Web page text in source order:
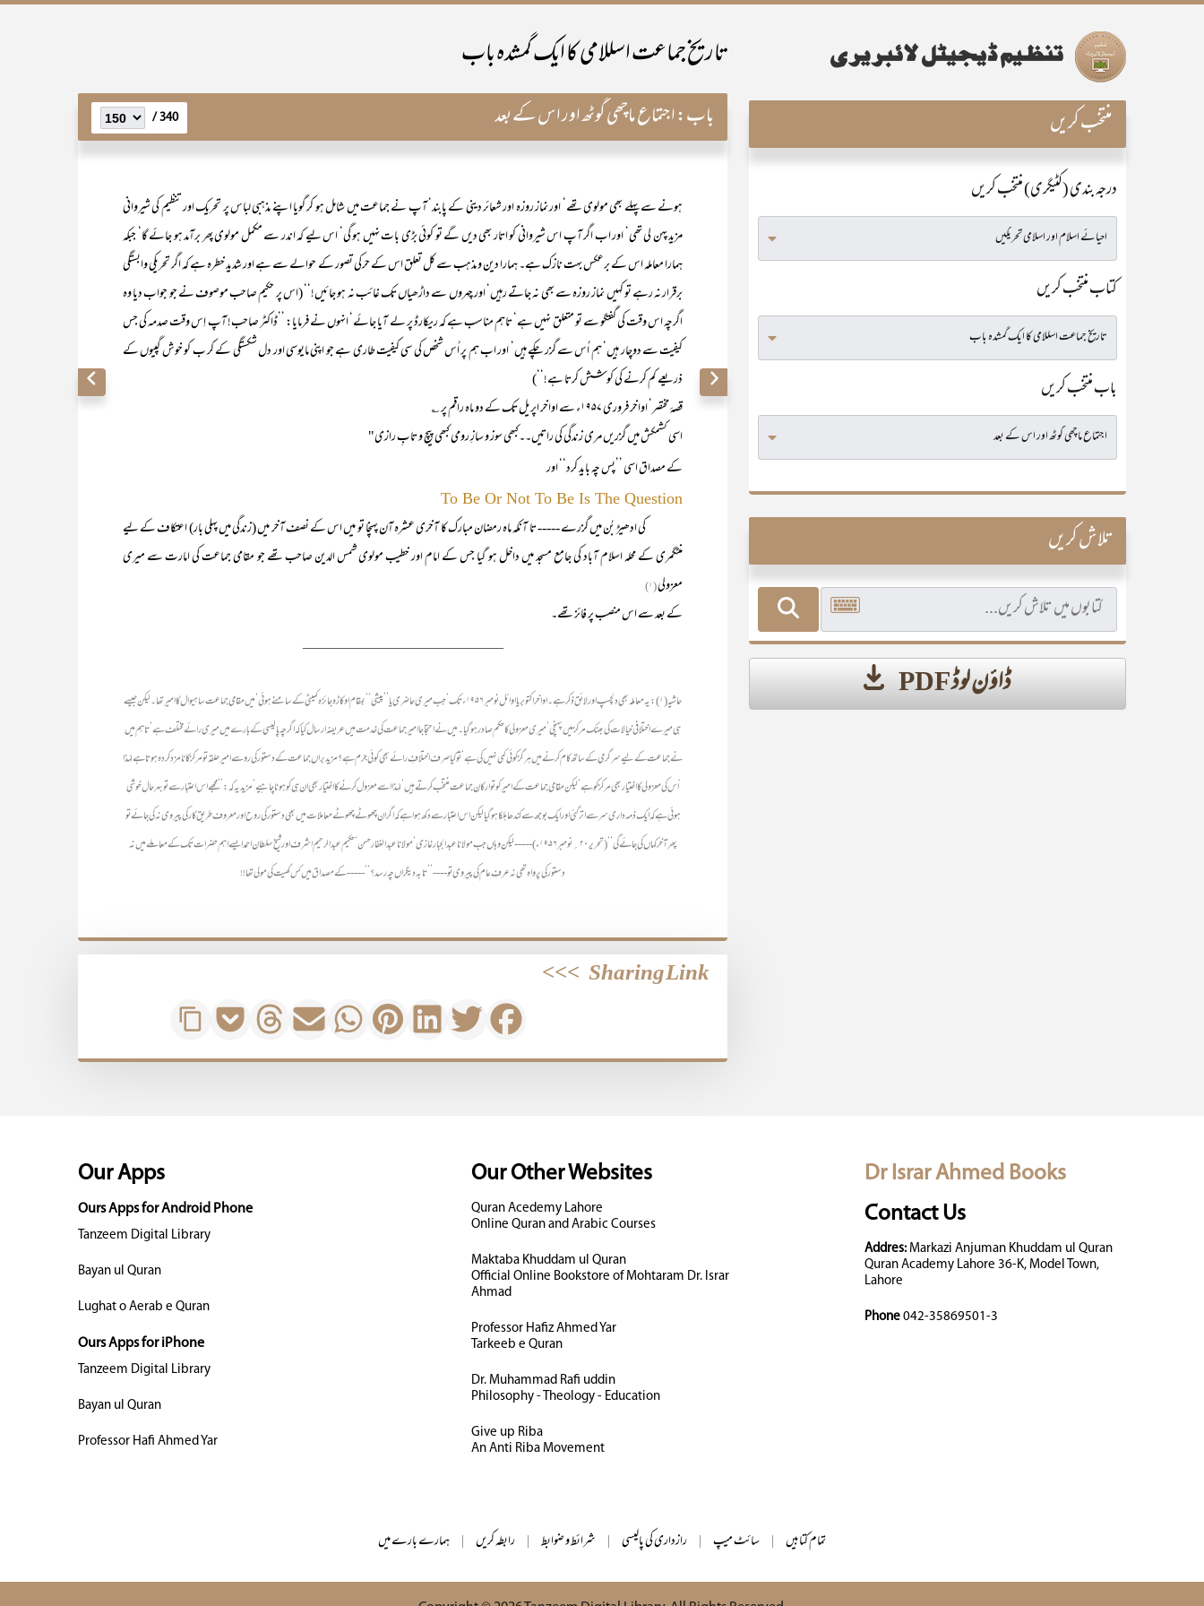
تاریخ جماعت اسللامی کا ایک گمشدہ باب
باب:اجتماع ماچھی گوٹھ اور اس کے بعد 340 /
ہونے سے پہلے بھی مولوی تھے‘ اور نماز روزہ اور شعائر دینی کے پابند‘ آپ نے جماعت میں شامل ہو کر گویا اپنے مذہبی لباس پر تحریک اور تنظیم کی شیروانی
مزید پہن لی تھی‘ اور اب اگر آپ اس شیروانی کو اتار بھی دیں گے تو کوئی بڑی بات نہیں ہو گی‘ اس لیے کہ اندر سے مکمل مولوی پھر برآمد ہو جائے گا‘ جبکہ
ہمارا معاملہ اس کے برعکس بہت نازک ہے۔ ہمارا دین و مذہب سے کل تعلق اس کے حرکی تصور کے حوالے سے ہے اور شدید خطرہ ہے کہ اگر تحریکی وابستگی
برقرار نہ رہے تو کہیں نماز روزہ سے بھی نہ جاتے رہیں‘ اور چہروں سے داڑھیاں تک غائب نہ ہو جائیں!‘‘ (اس پر حکیم صاحب موصوف نے جو جواب دیا وہ
اگرچہ اس وقت کی گفتگو سے تو متعلق نہیں ہے‘ تاہم مناسب ہے کہ ریکارڈ پر لے آیا جائے‘ انہوں نے فرمایا: ’’ڈاکٹر صاحب! آپ اِس وقت صدمہ کی جس
کیفیت سے دوچار ہیں‘ ہم اُس سے گزر چکے ہیں‘ اور اب ہم پر اُس شخص کی سی کیفیت طاری ہے جو اپنی مایوسی اور دل شکستگی کے کر ب کو خوش گپیوں کے
ذریعے کم کرنے کی کوشش کرتا ہے!‘‘)
قصۂ مختصر‘ اواخر فروری ۱۹۵۷ء سے اواخر اپریل تک کے دو ماہ راقم پر ؎
اسی کشمکش میں گزریں مری زندگی کی راتیں۔۔کبھی سوز و سازِ رومی کبھی پیچ و تابِ رازی"
کے مصداق اسی ’’پس چہ باید کرد‘‘ اور
To Be Or Not To Be Is The Question
کی ادھیڑ بُن میں گزرے ----- تا آنکہ ماہ رمضان مبارک کا آخری عشرہ آن پہنچا تو میں اس کے نصف آخر میں (زندگی میں پہلی بار) اعتکاف کے لیے
منٹگمری کے محلہ اسلام آباد کی جامع مسجد میں داخل ہو گیا جس کے امام اور خطیب مولوی شمس الدین صاحب تھے جو مقامی جماعت کی امارت سے میری
معزولی(۱)
کے بعد سے اس منصب پر فائز تھے۔
____________________________
حاشیہ (۱): یہ معاملہ بھی دلچسپ اور لائق ذکر ہے۔ اواخر اکتوبر یا اوائل نومبر ۱۹۵۶ء تک‘ جب میری حاضری یا ’’پیشی‘‘ بمقام اوکاڑہ جائزہ کمیٹی کے سامنے ہوئی‘ میں مقامی جماعت ساہیوال کا امیر تھا۔ لیکن جیسے
ہی میرے اختلافی خیالات کی بھنک مرکز میں پہنچی‘ میری معزولی کا حکم صادر ہو گیا۔ میں نے احتجاجا امیر جماعت کی خدمت میں عریضہ ارسال کیا کہ اگرچہ پالیسی کے بارے میں میری رائے مختلف ہے‘ تاہم میں
نے جماعت کے لیے سرگرمی کے ساتھ کام کرنے میں ہرگز کوئی کمی نہیں کی ہے‘ تو کیا صرف اختلافِ رائے بھی کوئی جرم ہے؟ مزید براں جماعت کے دستور کی روسے امیر حلقہ تو مرکز کا نامزد کردہ ہوتا ہے لہٰذا
اُس کی معزولی کا اختیار بھی مرکز کو ہے‘ لیکن مقامی جماعت کے امیر کو تو ارکان جماعت منتخب کرتے ہیں‘ لہٰذا اسے معزول کرنے کا اختیار بھی ان ہی کو ہونا چاہیے‘ مزید یہ کہ: ’’مجھے اس اعتبار سے تو بہر حال خوشی
ہوئی ہے کہ ایک ذمہ داری سر سے اتر گئی اور ایک بوجھ سے کندھا ہلکا ہو گیا لیکن اس اعتبار سے دکھ ہوا ہے کہ اگر ان چھوٹے چھوٹے معاملات میں بھی دستور کی روح اور معروف طریق کار کی پیروی نہ کی جائے تو
پھر آخر کہاں کی جائے گی‘‘ (تحریر ۲۰؍ نومبر ۱۹۵۶ء) ----- لیکن وہاں جب مولانا عبد الجبار غازی‘ مولانا عبد الغفار حسن‘ حکیم عبد الرحیم اشرف اور شیخ سلطان احمد ایسے اہم حضرات تک کے معاملے میں نہ
دستور کی پرواہ تھی نہ عرفِ عام کی پیروی تو -- -- ’’تابہ دیگراں چہ رسد؟‘‘ ----- کے مصداق میں کس کھیت کی مولی تھا !!
Sharing Link
>>>
منتخب کریں
درجہ بندی (کٹیگری) منتخب کریں
کتاب منتخب کریں
باب منتخب کریں
تلاش کریں
ڈاؤن لوڈ PDF
Dr Israr Ahmed Books
Contact Us
Addres:Markazi Anjuman Khuddam ul Quran
Quran Academy Lahore 36-K, Model Town,
Lahore
Phone 042-35869501-3
Our Other Websites
Quran Acedemy Lahore
Online Quran and Arabic Courses
Maktaba Khuddam ul Quran
Official Online Bookstore of Mohtaram Dr. Israr
Ahmad
Professor Hafiz Ahmed Yar
Tarkeeb e Quran
Dr. Muhammad Rafi uddin
Philosophy - Theology - Education
Give up Riba
An Anti Riba Movement
Our Apps
Ours Apps for Android Phone
Tanzeem Digital Library
Bayan ul Quran
Lughat o Aerab e Quran
Ours Apps for iPhone
Tanzeem Digital Library
Bayan ul Quran
Professor Hafi Ahmed Yar
ہمارے بارے میں | رابطہ کریں | شرائط و ضوابط | رازداری کی پالیسی | سائٹ میپ | تمام کتابیں